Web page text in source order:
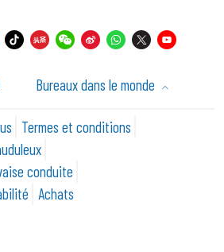
Bureaux dans le monde
Termes et conditions
conduite
Achats